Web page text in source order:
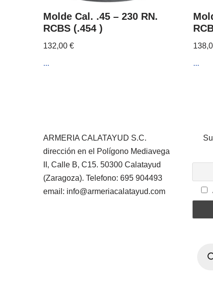
Molde Cal. .45 – 230 RN.
RCBS (.454 )
132,00 €
... ...
ARMERIA CALATAYUD S.C.
dirección en el Polígono Mediavega
II, Calle B, C15. 50300 Calatayud
(Zaragoza). Telefono: 695 904493
email: info@armeriacalatayud.com